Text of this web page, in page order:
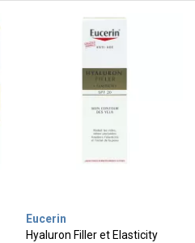
Eucerin
Hyaluron Filler et Elasticity